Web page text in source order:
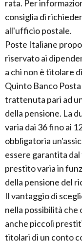
rata. Per
consiglia di
all'ufficio postale.
Poste Italiane
riservato ai
a chi non è titolare
Quinto Banco
trattenuta pari ad
della pensione. La
varia dai 36 fino ai
obbligatoria
essere garantita
prestito varia in
della pensione del
Il vantaggio di
nella possibilità
anche piccoli
titolari di un conto